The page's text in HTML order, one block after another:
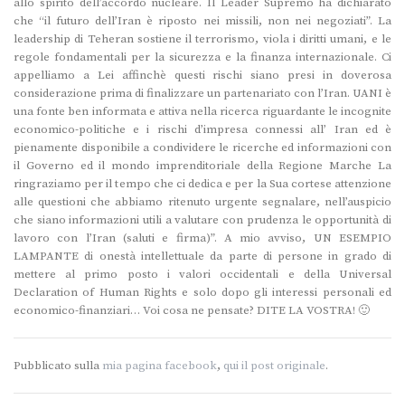
che “il futuro dell’Iran è riposto nei missili, non nei negoziati”. La
leadership di Teheran sostiene il terrorismo, viola i diritti umani, e le
regole fondamentali per la sicurezza e la finanza internazionale. Ci
appelliamo a Lei affinchè questi rischi siano presi in doverosa
considerazione prima di finalizzare un partenariato con l’Iran. UANI è
una fonte ben informata e attiva nella ricerca riguardante le incognite
economico-politiche e i rischi d’impresa connessi all’ Iran ed è
pienamente disponibile a condividere le ricerche ed informazioni con
il Governo ed il mondo imprenditoriale della Regione Marche La
ringraziamo per il tempo che ci dedica e per la Sua cortese attenzione
alle questioni che abbiamo ritenuto urgente segnalare, nell’auspicio
che siano informazioni utili a valutare con prudenza le opportunità di
lavoro con l’Iran (saluti e firma)”. A mio avviso, UN ESEMPIO
LAMPANTE di onestà intellettuale da parte di persone in grado di
mettere al primo posto i valori occidentali e della Universal
Declaration of Human Rights e solo dopo gli interessi personali ed
economico-finanziari… Voi cosa ne pensate? DITE LA VOSTRA! 🙂
Pubblicato sulla mia pagina facebook, qui il post originale.